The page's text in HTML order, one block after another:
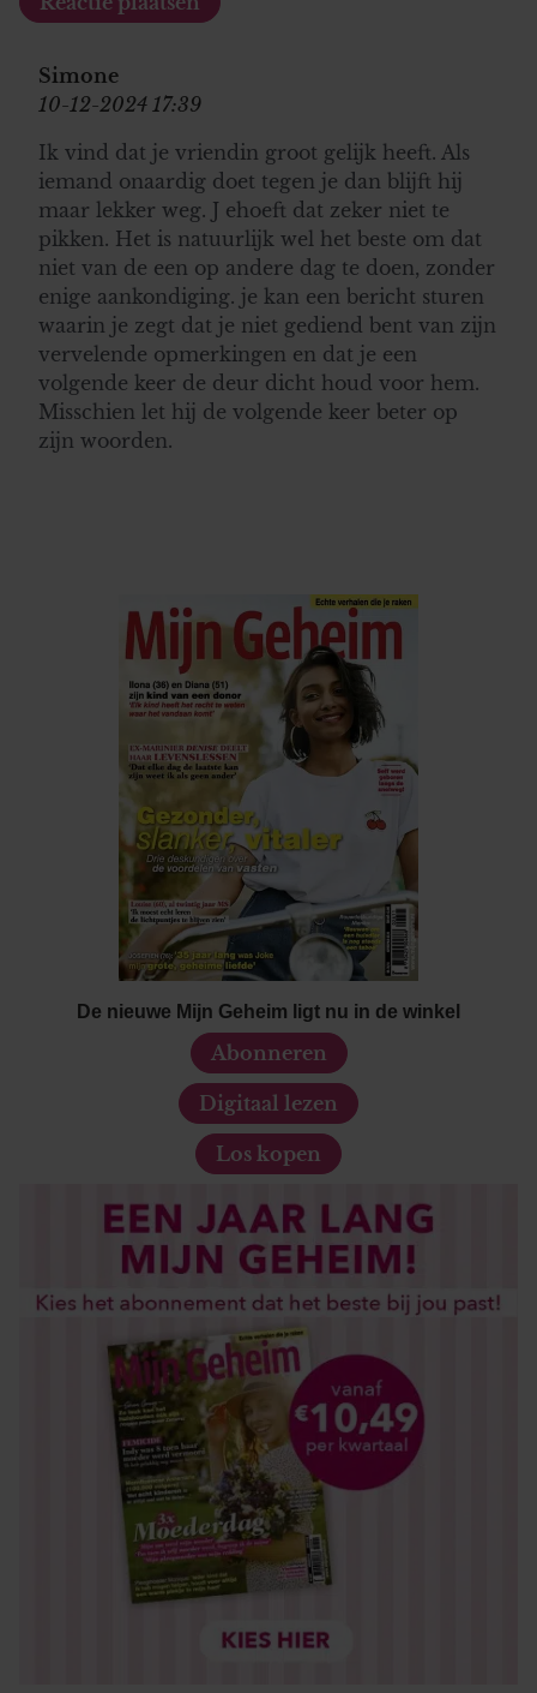
informatie die u aan ze heeft verstrekt of die ze hebben
gaat akkoord met onze cookies als u onze website blijft
Simone
10-12-2024 17:39
Ik vind dat je vriendin groot gelijk heeft. Als
iemand onaardig doet tegen je dan blijft hij
maar lekker weg. J ehoeft dat zeker niet te
pikken. Het is natuurlijk wel het beste om dat
niet van de een op andere dag te doen, zonder
enige aankondiging. je kan een bericht sturen
waarin je zegt dat je niet gediend bent van zijn
vervelende opmerkingen en dat je een
volgende keer de deur dicht houd voor hem.
Misschien let hij de volgende keer beter op
zijn woorden.
De nieuwe Mijn Geheim ligt nu in de winkel
Abonneren
Digitaal lezen
Los kopen